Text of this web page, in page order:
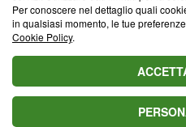
Blasting SA, IDI CHE-
Lugano (Svizzera) Tel:+39
© 2026 Blasting News
Per conoscere nel dettaglio quali
in qualsiasi momento, le tue
Cookie Policy.